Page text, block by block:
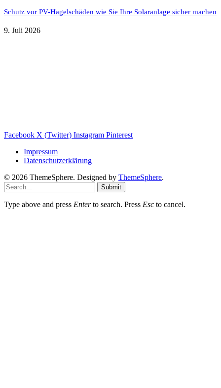
Schutz vor PV-Hagelschäden wie Sie Ihre Solaranlage sicher machen
9. Juli 2026
Facebook X (Twitter) Instagram Pinterest
Impressum
Datenschutzerklärung
© 2026 ThemeSphere. Designed by ThemeSphere.
Submit
Type above and press Enterto search. Press Esc to cancel.